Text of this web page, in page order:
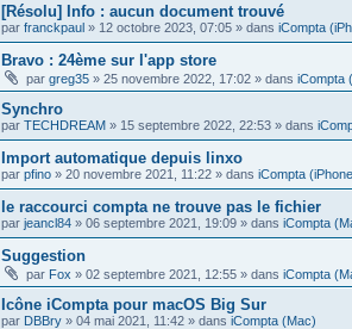
[Résolu] Info : aucun document trouvé
par franckpaul » 12 octobre 2023, 07:05 » dans iCompta
Bravo : 24ème sur l'app store
par greg35 » 25 novembre 2022, 17:02 » dans iCompta
Synchro
par TECHDREAM » 15 septembre 2022, 22:53 » dans
Import automatique depuis linxo
par pfino » 20 novembre 2021, 11:22 » dans iCompta
le raccourci compta ne trouve pas le fichier
par jeancl84 » 06 septembre 2021, 19:09 » dans iCompta
Suggestion
par Fox » 02 septembre 2021, 12:55 » dans iCompta
Icône iCompta pour macOS Big Sur
par DBBry » 04 mai 2021, 11:42 » dans iCompta (Mac)